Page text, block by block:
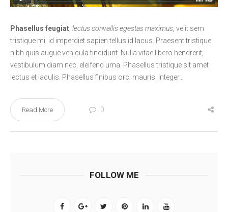
Phasellus feugiat lectus convallis egestas maximus, velit sem
tristique mi, id imperdiet sapien tellus id lacus. Praesent tristique
nibh quis augue vehicula tincidunt. Nulla vitae libero hendrerit,
vestibulum diam nec, eleifend urna. Phasellus tristique sit amet
lectus et iaculis. Phasellus finibus orci mauris. Integer…
Read More 0
FOLLOW ME